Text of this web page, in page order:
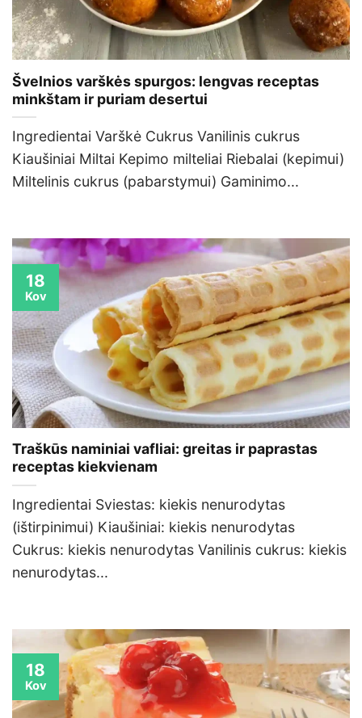
Švelnios varškės spurgos: lengvas receptas
minkštam ir puriam desertui
Ingredientai Varškė Cukrus Vanilinis cukrus
Kiaušiniai Miltai Kepimo milteliai Riebalai (kepimui)
Miltelinis cukrus (pabarstymui) Gaminimo...
Traškūs naminiai vafliai: greitas ir paprastas
receptas kiekvienam
Ingredientai Sviestas: kiekis nenurodytas
(ištirpinimui) Kiaušiniai: kiekis nenurodytas
Cukrus: kiekis nenurodytas Vanilinis cukrus: kiekis
nenurodytas...
18
Kov
18
Kov